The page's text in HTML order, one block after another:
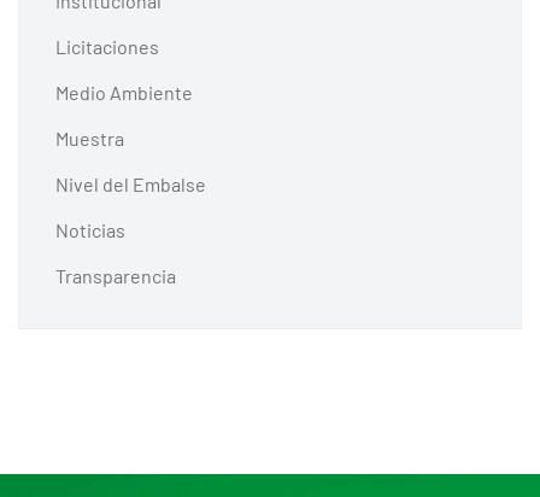
Licitaciones
Medio Ambiente
Muestra
Nivel del Embalse
Noticias
Transparencia